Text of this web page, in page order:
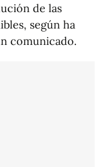
de las
según ha
comunicado.